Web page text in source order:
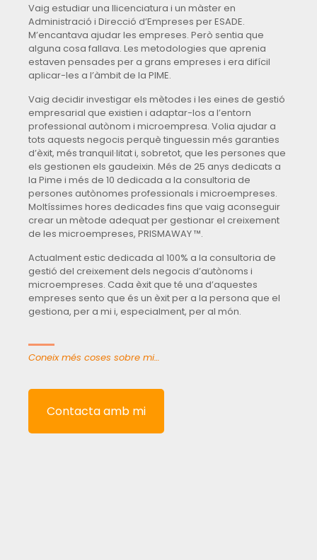
Vaig estudiar una llicenciatura i un màster en
Administració i Direcció d’Empreses per ESADE.
M’encantava ajudar les empreses. Però sentia que
alguna cosa fallava. Les metodologies que aprenia
estaven pensades per a grans empreses i era difícil
aplicar-les a l’àmbit de la PIME.
Vaig decidir investigar els mètodes i les eines de gestió
empresarial que existien i adaptar-los a l’entorn
professional autònom i microempresa. Volia ajudar a
tots aquests negocis perquè tinguessin més garanties
d’èxit, més tranquil·litat i, sobretot, que les persones que
els gestionen els gaudeixin. Més de 25 anys dedicats a
la Pime i més de 10 dedicada a la consultoria de
persones autònomes professionals i microempreses.
Moltíssimes hores dedicades fins que vaig aconseguir
crear un mètode adequat per gestionar el creixement
de les microempreses, PRISMAWAY ™.
Actualment estic dedicada al 100% a la consultoria de
gestió del creixement dels negocis d’autònoms i
microempreses. Cada èxit que té una d’aquestes
empreses sento que és un èxit per a la persona que el
gestiona, per a mi i, especialment, per al món.
Coneix més coses sobre mi…
Contacta amb mi